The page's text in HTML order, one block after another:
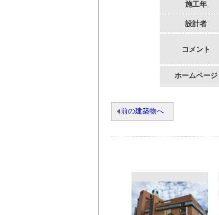
施工年
設計者
コメント
ホームページ
前の建築物へ